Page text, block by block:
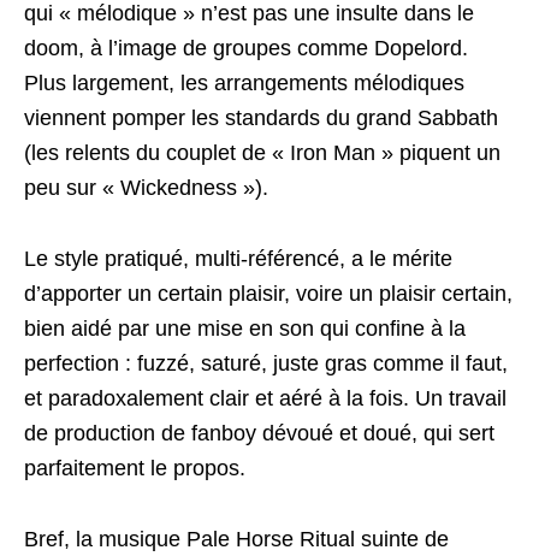
qui « mélodique » n’est pas une insulte dans le
doom, à l’image de groupes comme Dopelord.
Plus largement, les arrangements mélodiques
viennent pomper les standards du grand Sabbath
(les relents du couplet de « Iron Man » piquent un
peu sur « Wickedness »).
Le style pratiqué, multi-référencé, a le mérite
d’apporter un certain plaisir, voire un plaisir certain,
bien aidé par une mise en son qui confine à la
perfection : fuzzé, saturé, juste gras comme il faut,
et paradoxalement clair et aéré à la fois. Un travail
de production de fanboy dévoué et doué, qui sert
parfaitement le propos.
Bref, la musique Pale Horse Ritual suinte de